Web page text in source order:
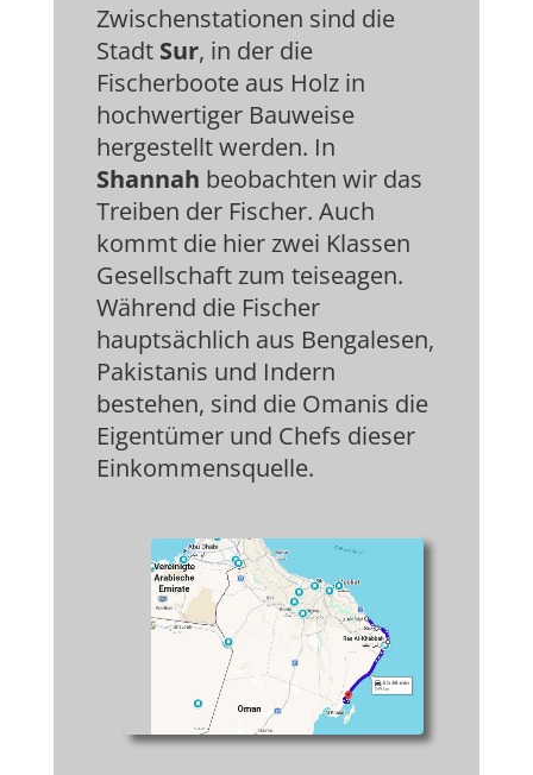
Zwischenstationen sind die
Stadt Sur, in der die
Fischerboote aus Holz in
hochwertiger Bauweise
hergestellt werden. In
Shannah beobachten wir das
Treiben der Fischer. Auch
kommt die hier zwei Klassen
Gesellschaft zum teiseagen.
Während die Fischer
hauptsächlich aus Bengalesen,
Pakistanis und Indern
bestehen, sind die Omanis die
Eigentümer und Chefs dieser
Einkommensquelle.